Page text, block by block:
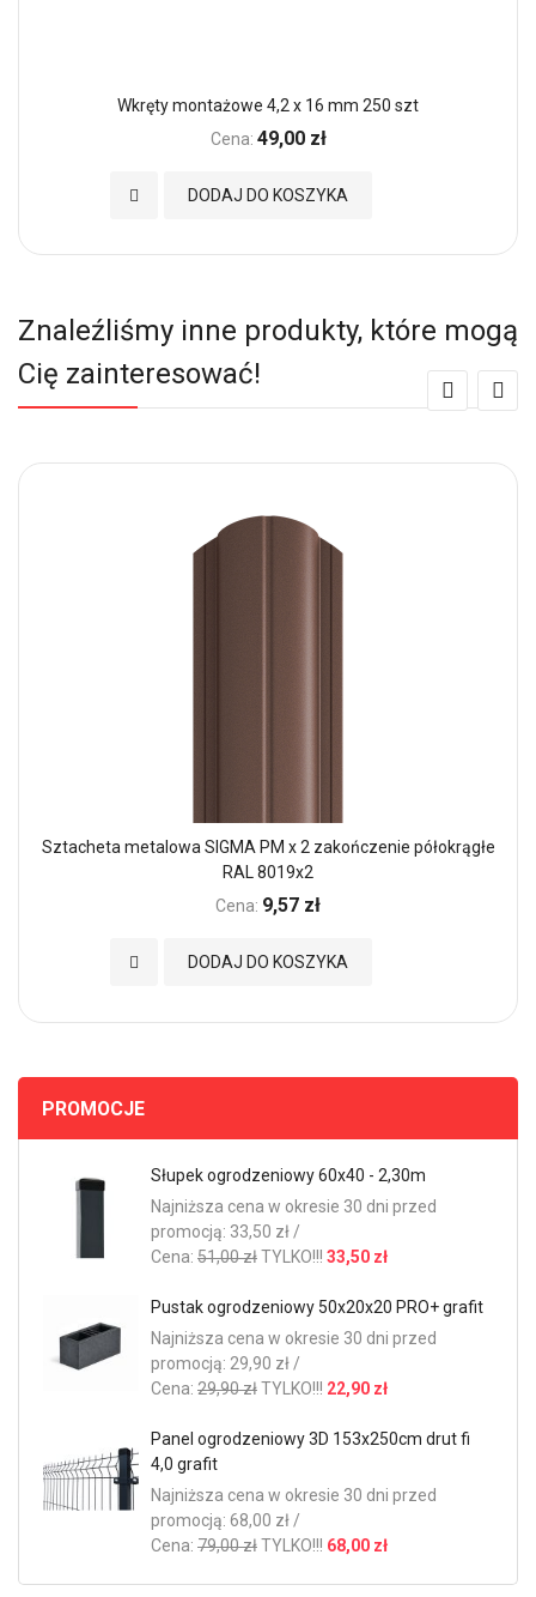
Wkręty montażowe 4,2 x 16 mm 250 szt
Cena: 49,00 zł
DODAJ DO KOSZYKA
Dodaj do Ulubionych
Znaleźliśmy inne produkty, które mogą
Cię zainteresować!
Sztacheta metalowa SIGMA PM x 2 zakończenie półokrągłe
RAL 8019x2
Cena: 9,57 zł
DODAJ DO KOSZYKA
Dodaj do Ulubionych
PROMOCJE
Słupek ogrodzeniowy 60x40 - 2,30m
Najniższa cena w okresie 30 dni przed
promocją: 33,50 zł /
Cena: 51,00 złTYLKO!!! 33,50 zł
Pustak ogrodzeniowy 50x20x20 PRO+ grafit
Najniższa cena w okresie 30 dni przed
promocją: 29,90 zł /
Cena: 29,90 złTYLKO!!! 22,90 zł
Panel ogrodzeniowy 3D 153x250cm drut fi
4,0 grafit
Najniższa cena w okresie 30 dni przed
promocją: 68,00 zł /
Cena: 79,00 złTYLKO!!! 68,00 zł